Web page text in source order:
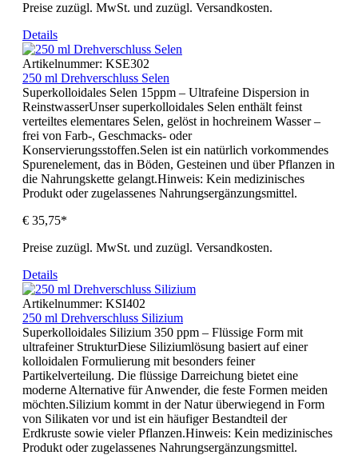
Preise zuzügl. MwSt. und zuzügl. Versandkosten.
Details
Artikelnummer: KSE302
250 ml Drehverschluss Selen
Superkolloidales Selen 15ppm – Ultrafeine Dispersion in
ReinstwasserUnser superkolloidales Selen enthält feinst
verteiltes elementares Selen, gelöst in hochreinem Wasser –
frei von Farb-, Geschmacks- oder
Konservierungsstoffen.Selen ist ein natürlich vorkommendes
Spurenelement, das in Böden, Gesteinen und über Pflanzen in
die Nahrungskette gelangt.Hinweis: Kein medizinisches
Produkt oder zugelassenes Nahrungsergänzungsmittel.
€ 35,75*
Preise zuzügl. MwSt. und zuzügl. Versandkosten.
Details
Artikelnummer: KSI402
250 ml Drehverschluss Silizium
Superkolloidales Silizium 350 ppm – Flüssige Form mit
ultrafeiner StrukturDiese Siliziumlösung basiert auf einer
kolloidalen Formulierung mit besonders feiner
Partikelverteilung. Die flüssige Darreichung bietet eine
moderne Alternative für Anwender, die feste Formen meiden
möchten.Silizium kommt in der Natur überwiegend in Form
von Silikaten vor und ist ein häufiger Bestandteil der
Erdkruste sowie vieler Pflanzen.Hinweis: Kein medizinisches
Produkt oder zugelassenes Nahrungsergänzungsmittel.